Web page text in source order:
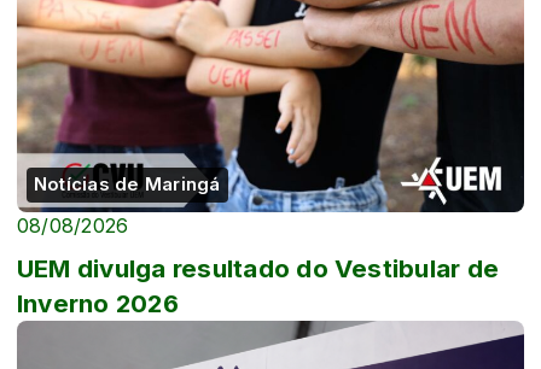
Notícias de Maringá
08/08/2026
UEM divulga resultado do Vestibular de
Inverno 2026